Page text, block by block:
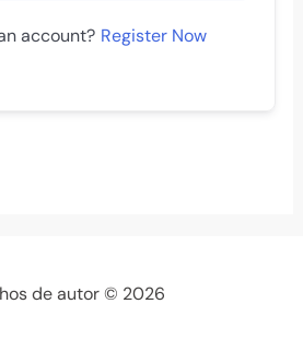
account? Register Now
de autor © 2026